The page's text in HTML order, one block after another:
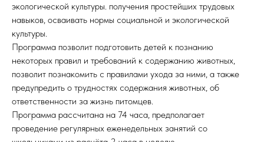
экологической культуры. получения простейших трудовых
навыков, осваивать нормы социальной и экологической
культуры.
Программа позволит подготовить детей к познанию
некоторых правил и требований к содержанию животных,
позволит познакомить с правилами ухода за ними, а также
предупредить о трудностях содержания животных, об
ответственности за жизнь питомцев.
Программа рассчитана на 74 часа, предполагает
проведение регулярных еженедельных занятий со